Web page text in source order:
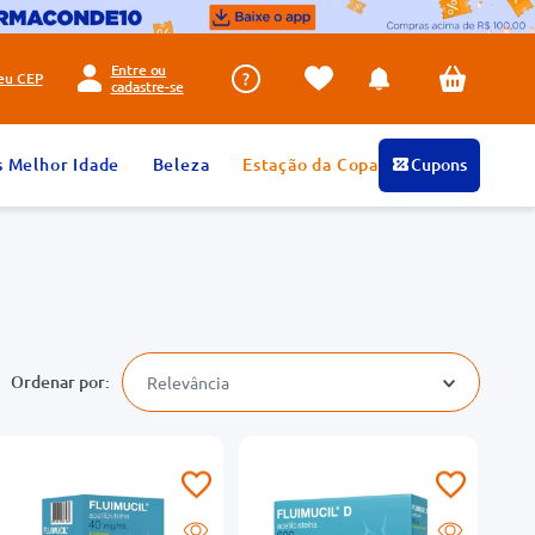
CEP
Entre ou
cadastre-se
Melhor Idade Beleza Estação da Copa Cupons
Relevância